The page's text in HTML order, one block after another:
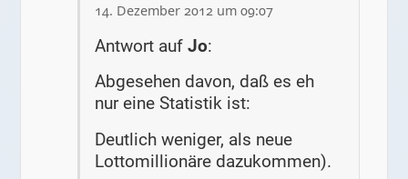
14. Dezember 2012 um 09:07
Antwort aufJo:
Abgesehen davon, daß es eh
nur eine Statistik ist:
Deutlich weniger, als neue
Lottomillionäre dazukommen).